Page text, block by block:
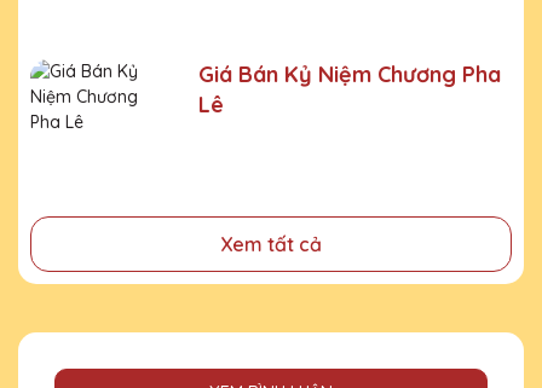
cá nhân, tập thể
- Tri ân, thay lời cảm ơn gửi đến những cá nhân, tổ chức
đã cống hiến, đóng góp cho doanh nghiệp, cho cộng
Giá Bán Kỷ Niệm Chương Pha
Lê
Xem tất cả